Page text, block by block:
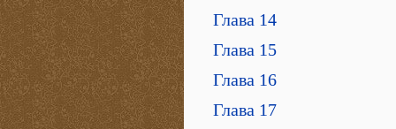
Глава 14
Глава 15
Глава 16
Глава 17